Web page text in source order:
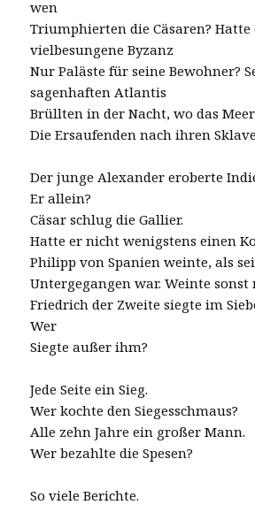
wen
Triumphierten die Cäsaren? Hatte
vielbesungene Byzanz
Nur Paläste für seine Bewohner?
sagenhaften Atlantis
Brüllten in der Nacht, wo das
Die Ersaufenden nach ihren
Der junge Alexander eroberte
Er allein?
Cäsar schlug die Gallier.
Hatte er nicht wenigstens einen
Philipp von Spanien weinte, als
Untergegangen war. Weinte sonst
Friedrich der Zweite siegte im
Wer
Siegte außer ihm?
Jede Seite ein Sieg.
Wer kochte den Siegesschmaus?
Alle zehn Jahre ein großer Mann.
Wer bezahlte die Spesen?
So viele Berichte.